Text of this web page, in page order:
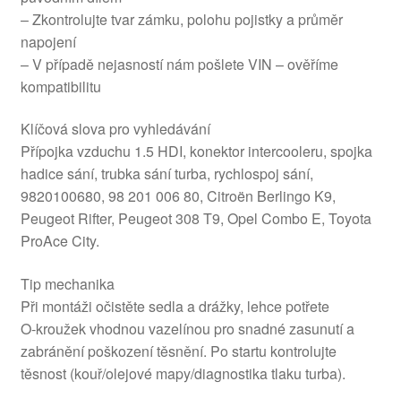
– Zkontrolujte tvar zámku, polohu pojistky a průměr
napojení
– V případě nejasností nám pošlete VIN – ověříme
kompatibilitu
Klíčová slova pro vyhledávání
Přípojka vzduchu 1.5 HDI, konektor intercooleru, spojka
hadice sání, trubka sání turba, rychlospoj sání,
9820100680, 98 201 006 80, Citroën Berlingo K9,
Peugeot Rifter, Peugeot 308 T9, Opel Combo E, Toyota
ProAce City.
Tip mechanika
Při montáži očistěte sedla a drážky, lehce potřete
O‑kroužek vhodnou vazelínou pro snadné zasunutí a
zabránění poškození těsnění. Po startu kontrolujte
těsnost (kouř/olejové mapy/diagnostika tlaku turba).